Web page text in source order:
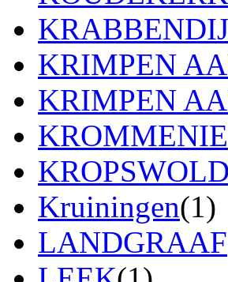
KRIMPEN
KRIMPEN
KROMMENIE
Kruiningen(1)
LANDGRAAF